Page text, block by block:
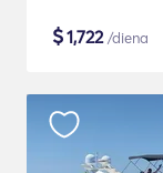
$1,722/diena